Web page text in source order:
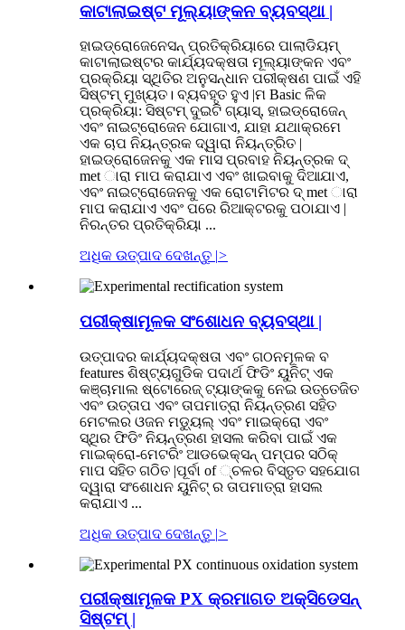
କାଟାଲାଇଷ୍ଟ ମୂଲ୍ୟାଙ୍କନ ବ୍ୟବସ୍ଥା |
ହାଇଡ୍ରୋଜେନେସନ୍ ପ୍ରତିକ୍ରିୟାରେ ପାଲାଡିୟମ୍
କାଟାଲାଇଷ୍ଟର କାର୍ଯ୍ୟଦକ୍ଷତା ମୂଲ୍ୟାଙ୍କନ ଏବଂ
ପ୍ରକ୍ରିୟା ସ୍ଥିତିର ଅନୁସନ୍ଧାନ ପରୀକ୍ଷଣ ପାଇଁ ଏହି
ସିଷ୍ଟମ୍ ମୁଖ୍ୟତ। ବ୍ୟବହୃତ ହୁଏ |ମ Basic ଳିକ
ପ୍ରକ୍ରିୟା: ସିଷ୍ଟମ୍ ଦୁଇଟି ଗ୍ୟାସ୍, ହାଇଡ୍ରୋଜେନ୍
ଏବଂ ନାଇଟ୍ରୋଜେନ ଯୋଗାଏ, ଯାହା ଯଥାକ୍ରମେ
ଏକ ଚାପ ନିୟନ୍ତ୍ରକ ଦ୍ୱାରା ନିୟନ୍ତ୍ରିତ |
ହାଇଡ୍ରୋଜେନକୁ ଏକ ମାସ ପ୍ରବାହ ନିୟନ୍ତ୍ରକ ଦ୍
met ାରା ମାପ କରାଯାଏ ଏବଂ ଖାଇବାକୁ ଦିଆଯାଏ,
ଏବଂ ନାଇଟ୍ରୋଜେନକୁ ଏକ ରୋଟାମିଟର ଦ୍ met ାରା
ମାପ କରାଯାଏ ଏବଂ ପରେ ରିଆକ୍ଟରକୁ ପଠାଯାଏ |
ନିରନ୍ତର ପ୍ରତିକ୍ରିୟା ...
ଅଧିକ ଉତ୍ପାଦ ଦେଖନ୍ତୁ |>
ପରୀକ୍ଷାମୂଳକ ସଂଶୋଧନ ବ୍ୟବସ୍ଥା |
ଉତ୍ପାଦର କାର୍ଯ୍ୟଦକ୍ଷତା ଏବଂ ଗଠନମୂଳକ ବ
features ଶିଷ୍ଟ୍ୟଗୁଡିକ ପଦାର୍ଥ ଫିଡିଂ ୟୁନିଟ୍ ଏକ
କଞ୍ଚାମାଲ ଷ୍ଟୋରେଜ୍ ଟ୍ୟାଙ୍କକୁ ନେଇ ଉତ୍ତେଜିତ
ଏବଂ ଉତ୍ତାପ ଏବଂ ତାପମାତ୍ରା ନିୟନ୍ତ୍ରଣ ସହିତ
ମେଟଲର ଓଜନ ମଡ୍ୟୁଲ୍ ଏବଂ ମାଇକ୍ରୋ ଏବଂ
ସ୍ଥିର ଫିଡିଂ ନିୟନ୍ତ୍ରଣ ହାସଲ କରିବା ପାଇଁ ଏକ
ମାଇକ୍ରୋ-ମେଟରିଂ ଆଡଭେକ୍ସନ୍ ପମ୍ପର ସଠିକ୍
ମାପ ସହିତ ଗଠିତ |ପୂର୍ବା of ୍ଚଳର ବିସ୍ତୃତ ସହଯୋଗ
ଦ୍ୱାରା ସଂଶୋଧନ ୟୁନିଟ୍ ର ତାପମାତ୍ରା ହାସଲ
କରାଯାଏ ...
ଅଧିକ ଉତ୍ପାଦ ଦେଖନ୍ତୁ |>
ପରୀକ୍ଷାମୂଳକ PX ​​କ୍ରମାଗତ ଅକ୍ସିଡେସନ୍
ସିଷ୍ଟମ୍ |